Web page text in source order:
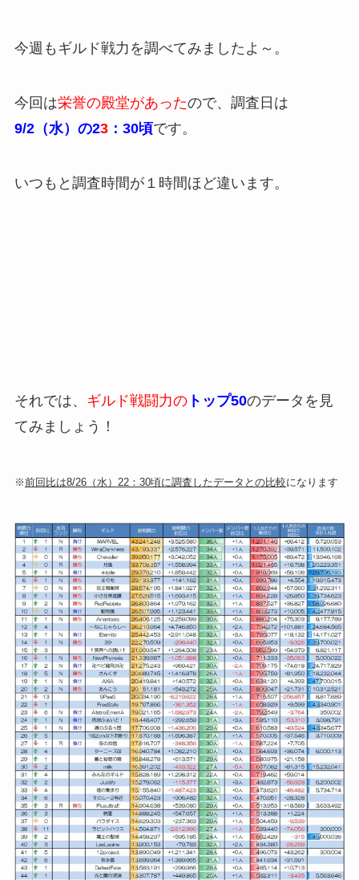
今週もギルド戦力を調べてみましたよ～。
今回は栄誉の殿堂があったので、調査日は
9/2（水）の23：30頃です。
いつもと調査時間が１時間ほど違います。
それでは、 ギルド戦闘力のトップ50のデータを見
てみましょう！
※前回比は8/26（水）22：30頃に調査したデータとの比較になります